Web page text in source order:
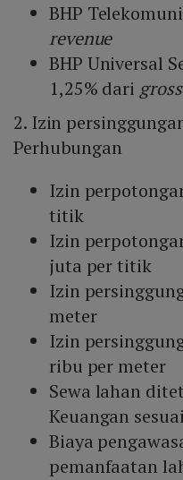
BHP
revenue
BHP Universal
1,25% dari
2. Izin
Perhubungan
Izin
titik
Izin
juta per titik
Izin
meter
Izin
ribu per meter
Sewa lahan
Keuangan
Biaya
pemanfaatan